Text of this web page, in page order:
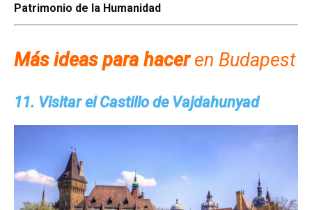
Patrimonio de la Humanidad
Más ideas para haceren Budapest
11. Visitar el Castillo de Vajdahunyad